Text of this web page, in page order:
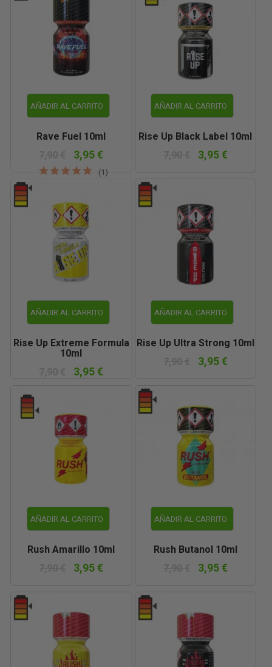
AÑADIR AL CARRITO
Rave Fuel 10ml
3,95 €
AÑADIR AL CARRITO
Rise Up Black Label 10ml
3,95 €
AÑADIR AL CARRITO
Rise Up Extreme Formula
10ml
3,95 €
(1)
AÑADIR AL CARRITO
Rise Up Ultra Strong 10ml
3,95 €
AÑADIR AL CARRITO
Rush Amarillo 10ml
3,95 €
AÑADIR AL CARRITO
Rush Butanol 10ml
3,95 €